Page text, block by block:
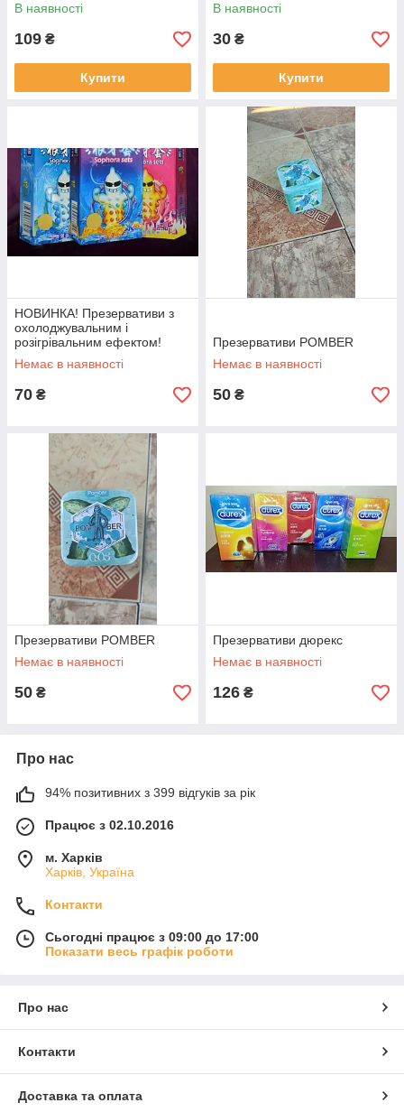
В наявності
109 ₴
Купити
В наявності
30 ₴
Купити
НОВИНКА! Презервативи з
охолоджувальним і
розігрівальним ефектом!
Немає в наявності
70 ₴
Презервативи POMBER
Немає в наявності
50 ₴
Презервативи POMBER
Немає в наявності
50 ₴
Презервативи дюрекс
Немає в наявності
126 ₴
Про нас
94% позитивних з 399 відгуків за рік
Працює з 02.10.2016
м. Харків
Харків, Україна
Контакти
Сьогодні працює з 09:00 до 17:00
Показати весь графік роботи
Про нас
Контакти
Доставка та оплата